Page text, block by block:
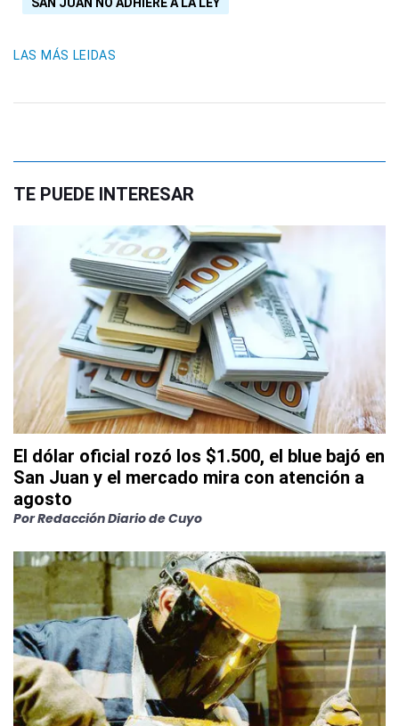
LAS MÁS LEIDAS
TE PUEDE INTERESAR
El dólar oficial rozó los $1.500, el blue bajó en
San Juan y el mercado mira con atención a
agosto
PorRedacción Diario de Cuyo